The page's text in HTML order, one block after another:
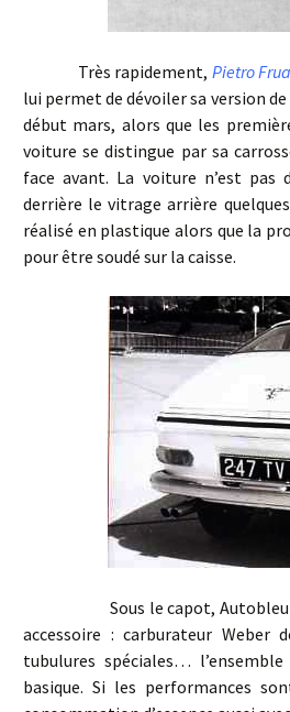
Très rapidement, Pietro Frua
lui permet de dévoiler sa version
début mars, alors que les
voiture se distingue par sa
face avant. La voiture n’est pas
derrière le vitrage arrière
réalisé en plastique alors que la
pour être soudé sur la caisse.
Sous le capot, Autobleu
accessoire : carburateur
tubulures spéciales…
basique. Si les performances